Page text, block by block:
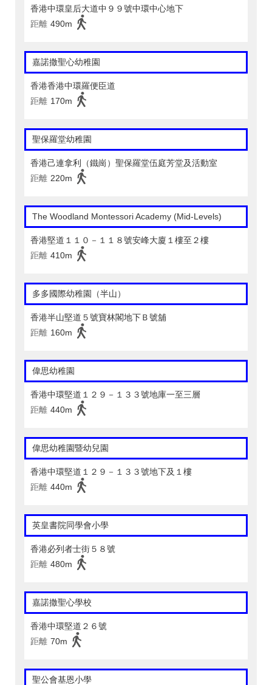
香港中環皇后大道中９９號中環中心地下
距離 490m
嘉諾撒聖心幼稚園
香港香港中環羅便臣道
距離 170m
聖保羅堂幼稚園
香港己連拿利（鐵崗）聖保羅堂伍庭芳堂及活動室
距離 220m
The Woodland Montessori Academy (Mid-Levels)
香港堅道１１０－１１８號安峰大廈１樓至２樓
距離 410m
多多國際幼稚園（半山）
香港半山堅道５號寶林閣地下Ｂ號舖
距離 160m
偉思幼稚園
香港中環堅道１２９－１３３號地庫一至三層
距離 440m
偉思幼稚園暨幼兒園
香港中環堅道１２９－１３３號地下及１樓
距離 440m
英皇書院同學會小學
香港必列者士街５８號
距離 480m
嘉諾撒聖心學校
香港中環堅道２６號
距離 70m
聖公會基恩小學